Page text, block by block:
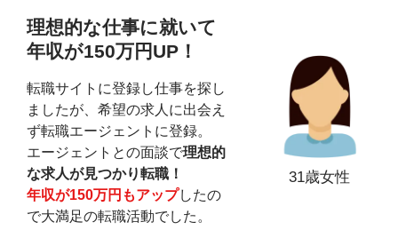
理想的な仕事に就いて
年収が150万円UP！
転職サイトに登録し仕事を探し
ましたが、希望の求人に出会え
ず転職エージェントに登録。
エージェントとの面談で理想的
な求人が見つかり転職！
年収が150万円もアップしたの
で大満足の転職活動でした。
31歳女性